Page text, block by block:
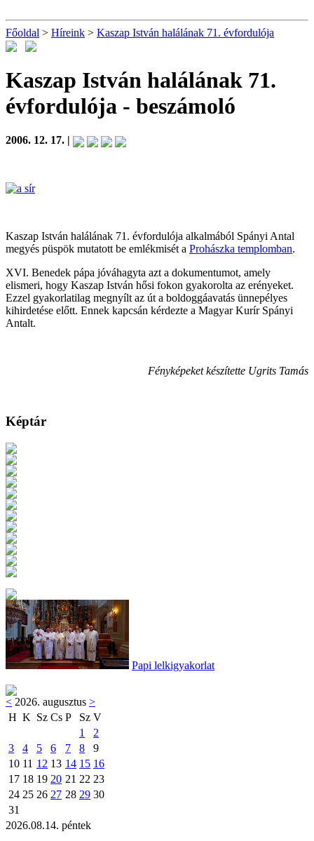
Főoldal > Híreink > Kaszap István halálának 71. évfordulója
Kaszap István halálának 71.
évfordulója - beszámoló
2006. 12. 17. |
Kaszap István halálának 71. évfordulója alkalmából Spányi Antal
megyés püspök mutatott be emlékmisét a Prohászka templomban.
XVI. Benedek pápa jóváhagyta azt a dokumentumot, amely
elismeri, hogy Kaszap István hősi fokon gyakorolta az erényeket.
Ezzel gyakorlatilag megnyílt az út a boldoggáavatás ünnepélyes
kihirdetése előtt. Ennek kapcsán kérdezte a Magyar Kurír Spányi
Antalt.
Fényképeket készítette Ugrits Tamás
Képtár
Papi lelkigyakorlat
< 2026. augusztus >
H K Sz Cs P Sz V
1
2
3
4 5 6 7 8
9
10 11 12 13 14 15 16
17 18 19 20 21 22 23
24 25 26 27 28 29 30
31
2026.08.14. péntek